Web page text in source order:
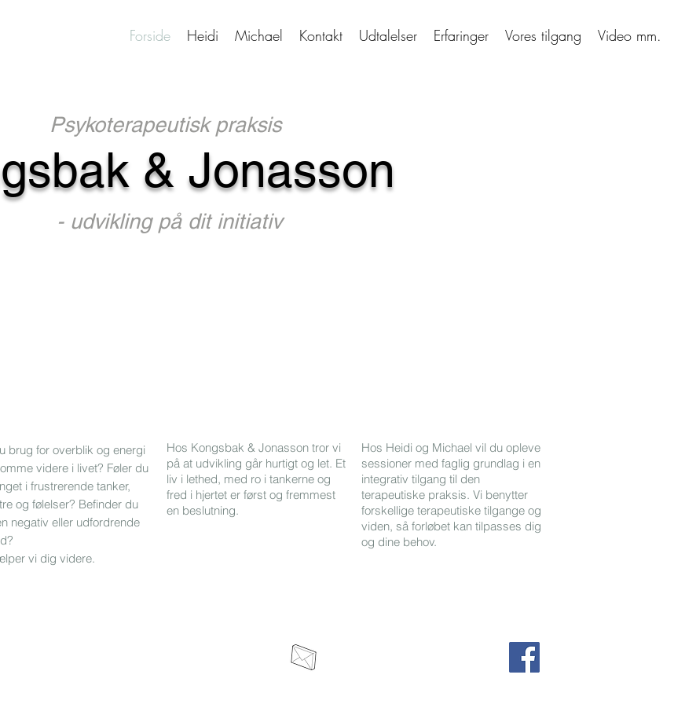
Forside Heidi Michael Kontakt Udtalelser Erfaringer Vores tilgang Video mm.
Psykoterapeutisk praksis
& Jonasson
- udvikling på dit initiativ
brug for overblik og energi
videre i livet? Føler du
i frustrerende tanker,
og følelser? Befinder du
negativ eller udfordrende
vi dig videre.
Hos Kongsbak & Jonasson tror vi
på at udvikling går hurtigt og let. Et
liv i lethed, med ro i tankerne og
fred i hjertet er først og fremmest
en beslutning.
Hos Heidi og Michael vil du opleve
sessioner med faglig grundlag i en
integrativ tilgang til den
terapeutiske praksis. Vi benytter
forskellige terapeutiske tilgange og
viden, så forløbet kan tilpasses dig
og dine behov.